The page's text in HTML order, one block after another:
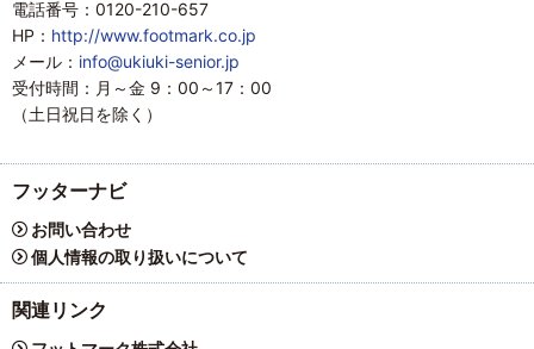
電話番号：0120-210-657
HP： http://www.footmark.co.jp
メール： info@ukiuki-senior.jp
受付時間：月～金 9：00～17：00
（土日祝日を除く）
フッターナビ
お問い合わせ
個人情報の取り扱いについて
関連リンク